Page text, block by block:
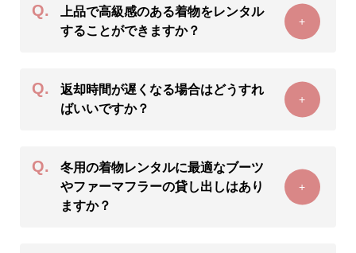
Q.
上品で高級感のある着物をレンタル
することができますか？
+
Q.
返却時間が遅くなる場合はどうすれ
ばいいですか？
+
Q.
冬用の着物レンタルに最適なブーツ
やファーマフラーの貸し出しはあり
ますか？
+